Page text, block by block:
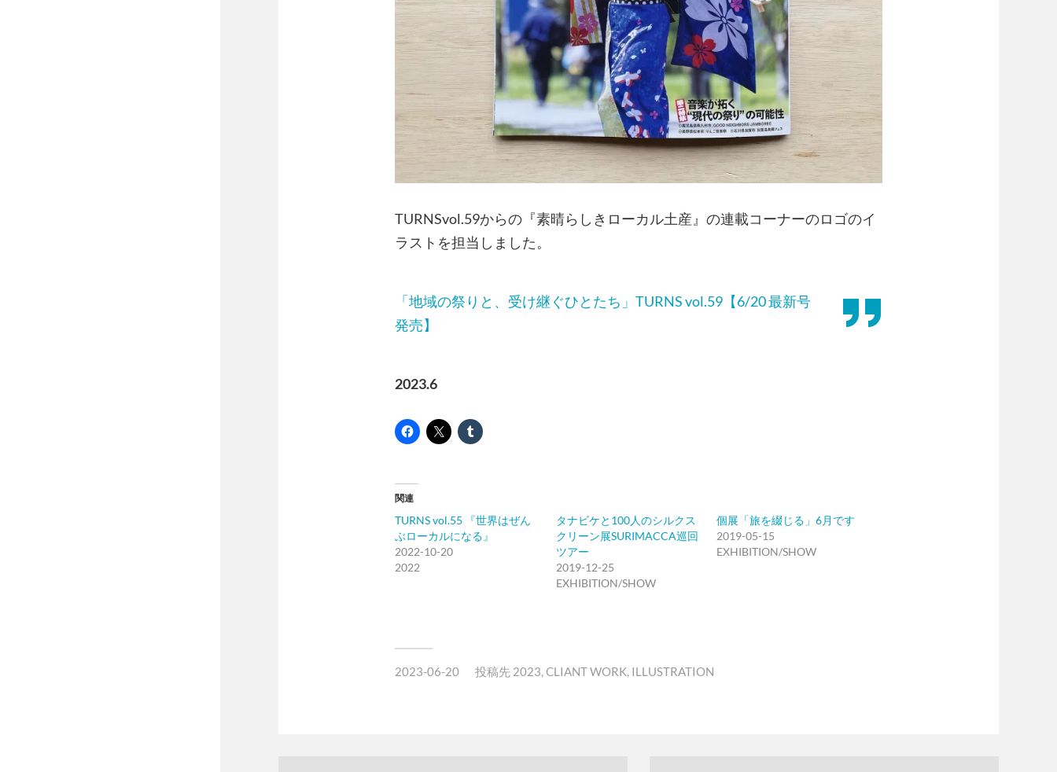
TURNSvol.59からの『素晴らしきローカル土産』の連載コーナーのロゴのイ
ラストを担当しました。
「地域の祭りと、受け継ぐひとたち」TURNS vol.59【6/20 最新号
発売】
2023.6
関連
TURNS vol.55 『世界はぜん
ぶローカルになる』
2022-10-20
2022
タナビケと100人のシルクス
クリーン展SURIMACCA巡回
ツアー
2019-12-25
EXHIBITION/SHOW
個展「旅を綴じる」6月です
2019-05-15
EXHIBITION/SHOW
2023-06-20 投稿先 2023,CLIANT WORK, ILLUSTRATION